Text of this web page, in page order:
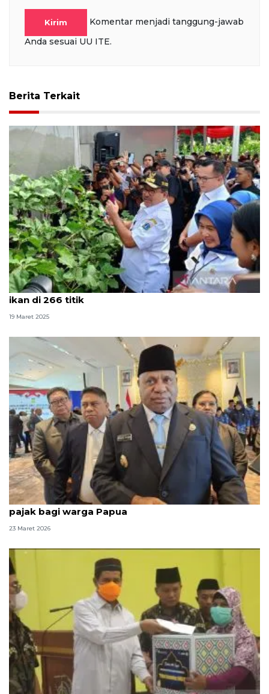
Kirim
Komentar menjadi tanggung-jawab
Anda sesuai UU ITE.
Berita Terkait
Pemprov DKI panen serentak 20 ton cabai hingga
ikan di 266 titik
19 Maret 2025
Gubernur beri kado Lebaran berupa keringanan
pajak bagi warga Papua
23 Maret 2026